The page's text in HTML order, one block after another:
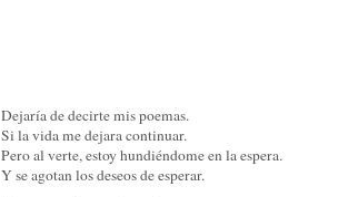
Dejaría de decirte mis poemas.
Si la vida me dejara continuar.
Pero al verte, estoy hundiéndome en la espera.
Y se agotan los deseos de esperar.